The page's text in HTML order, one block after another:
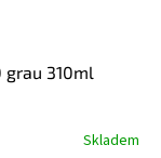
grau 310ml
Skladem